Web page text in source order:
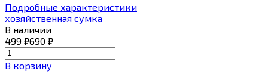
Подробные характеристики
хозяйственная сумка
В наличии
499 ₽690 ₽
В корзину